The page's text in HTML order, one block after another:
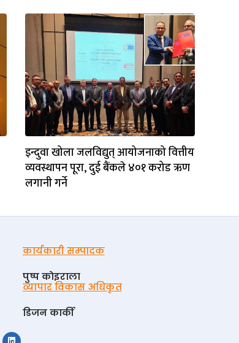
इन्दुवा खोला जलविद्युत् आयोजनाको वित्तीय
व्यवस्थापन पूरा, दुई बैंकले ४०१ करोड ऋण
लगानी गर्ने
कार्यकारी सम्पादक
पुष्प काेइराला
व्यापार विकास अधिकृत
डिजन कार्की